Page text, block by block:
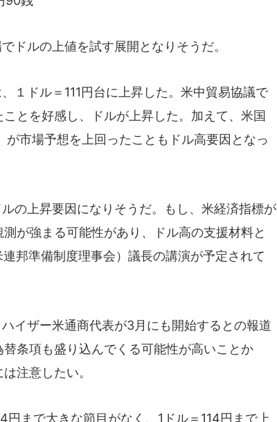
ドルの上値を試す展開となりそうだ。
１ドル＝111円台に上昇した。米中貿易協議で
とを好感し、ドルが上昇した。加えて、米国
が市場予想を上回ったこともドル高要因となっ
の上昇要因になりそうだ。もし、米経済指標が
が強まる可能性があり、ドル高の支援材料と
邦準備制度理事会）議長の講演が予定されて
イザー米通商代表が3月にも開始するとの報道
条項も盛り込んでくる可能性が高いことか
注意したい。
円まで大きな節目がなく、1ドル＝114円まで上